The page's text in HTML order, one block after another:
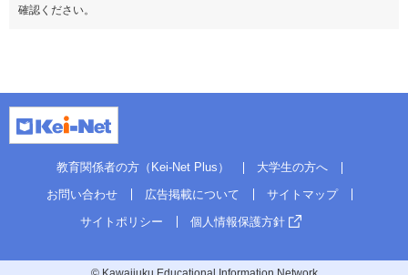
確認ください。
教育関係者の方（Kei-Net Plus）
大学生の方へ
お問い合わせ
広告掲載について
サイトマップ
サイトポリシー
個人情報保護方針